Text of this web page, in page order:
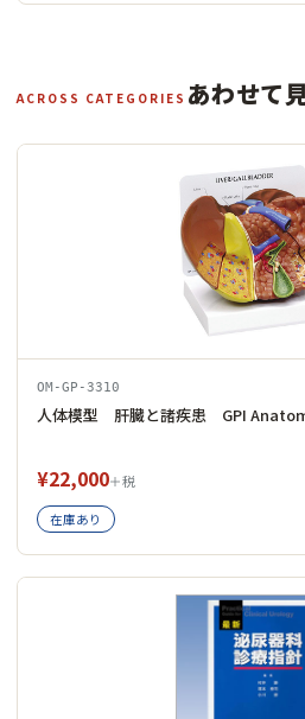
ACROSS CATEGORIES あわせて
OM-GP-3310
人体模型 肝臓と諸疾患 GPI
¥22,000＋税
在庫あり